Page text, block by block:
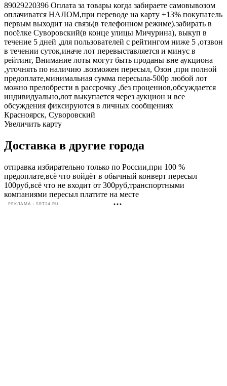
89029220396 Оплата за товары когда забираете самовывозом
оплачиватся НАЛОМ,при переводе на карту +13% покупатель
первым выходит на связь(в телефонном режиме).забирать в
посёлке Суворовский(в конце улицы Мичурина), выкуп в
течение 5 дней ,для пользователей с рейтингом ниже 5 ,отзвон
в течении суток,иначе лот перевыставляется и минус в
рейтинг, Внимание лоты могут быть проданы вне аукциона
,уточнять по наличию .возможен пересыл, Озон ,при полной
предоплате,минимальная сумма пересыла-500р любой лот
можно прелобрести в рассрочку ,без процениов,обсуждается
индивидуально,лот выкупается через аукцион и все
обсуждения фиксируются в личных сообщениях
Красноярск, Суворовский
Увеличить карту
Доставка в другие города
отправка избирательно только по России,при 100 %
предоплате,всё что войдёт в обычный конверт пересыл
100руб,всё что не входит от 300руб,транспортными
компаниями пересыл платите на месте
РЕКЛАМА • SRT24.RU